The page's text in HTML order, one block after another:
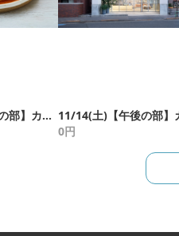
11/14(土)【午前の部】カフェの聖地を巡る 清澄白河スタンプラリー特別編
0円